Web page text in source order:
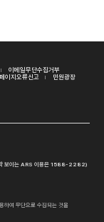
이메일무단수집거부
이지오류신고 민원광장
보이는 ARS 이용은 1588-2282)
하여 무단으로 수집되는 것을